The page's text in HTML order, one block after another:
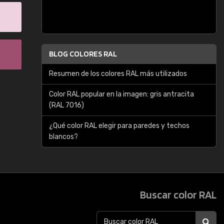
BLOG COLORES RAL
Resumen de los colores RAL más utilizados
Color RAL popular en la imagen: gris antracita
(RAL 7016)
¿Qué color RAL elegir para paredes y techos
blancos?
Buscar color RAL